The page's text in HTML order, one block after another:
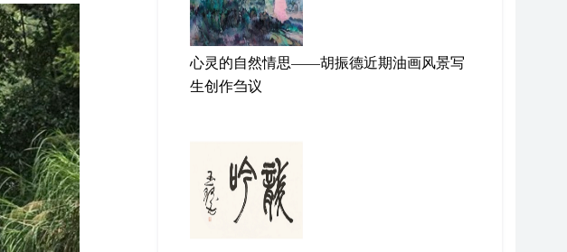
心灵的自然情思——胡振德近期油画风景写
生创作刍议